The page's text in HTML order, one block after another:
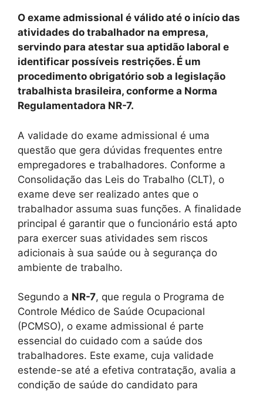
O exame admissional é válido até o início das
atividades do trabalhador na empresa,
servindo para atestar sua aptidão laboral e
identificar possíveis restrições. É um
procedimento obrigatório sob a legislação
trabalhista brasileira, conforme a Norma
Regulamentadora NR-7.
A validade do exame admissional é uma
questão que gera dúvidas frequentes entre
empregadores e trabalhadores. Conforme a
Consolidação das Leis do Trabalho (CLT), o
exame deve ser realizado antes que o
trabalhador assuma suas funções. A finalidade
principal é garantir que o funcionário está apto
para exercer suas atividades sem riscos
adicionais à sua saúde ou à segurança do
ambiente de trabalho.
Segundo a NR-7, que regula o Programa de
Controle Médico de Saúde Ocupacional
(PCMSO), o exame admissional é parte
essencial do cuidado com a saúde dos
trabalhadores. Este exame, cuja validade
estende-se até a efetiva contratação, avalia a
condição de saúde do candidato para